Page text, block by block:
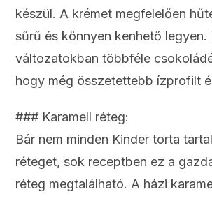
készül. A krémet megfelelően
sűrű és könnyen kenhető legyen.
változatokban többféle
hogy még összetettebb ízprofilt
### Karamell réteg:
Bár nem minden Kinder torta
réteget, sok receptben ez a
réteg megtalálható. A házi